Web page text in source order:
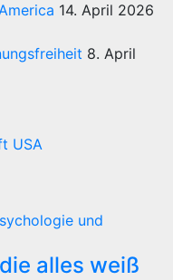
14. April 2026
8. April
USA
und
alles weiß